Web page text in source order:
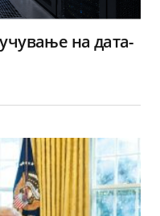
на дата-